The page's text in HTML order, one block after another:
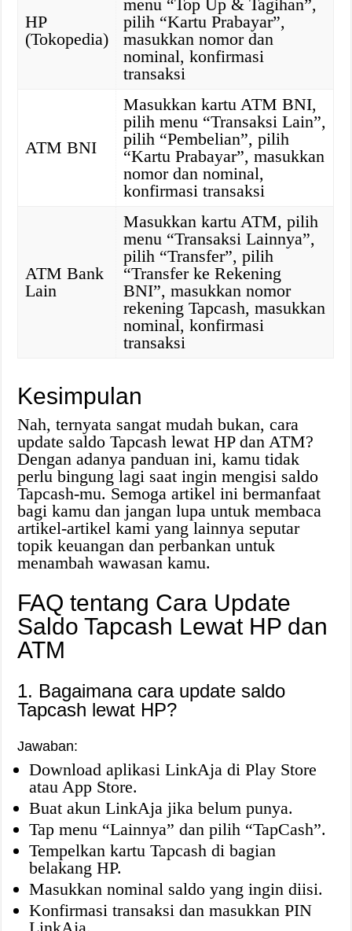
HP
(Tokopedia)
menu “Top Up & Tagihan”,
pilih “Kartu Prabayar”,
masukkan nomor dan
nominal, konfirmasi
transaksi
ATM BNI
Masukkan kartu ATM BNI,
pilih menu “Transaksi Lain”,
pilih “Pembelian”, pilih
“Kartu Prabayar”, masukkan
nomor dan nominal,
konfirmasi transaksi
ATM Bank
Lain
Masukkan kartu ATM, pilih
menu “Transaksi Lainnya”,
pilih “Transfer”, pilih
“Transfer ke Rekening
BNI”, masukkan nomor
rekening Tapcash, masukkan
nominal, konfirmasi
transaksi
Kesimpulan
Nah, ternyata sangat mudah bukan, cara
update saldo Tapcash lewat HP dan ATM?
Dengan adanya panduan ini, kamu tidak
perlu bingung lagi saat ingin mengisi saldo
Tapcash-mu. Semoga artikel ini bermanfaat
bagi kamu dan jangan lupa untuk membaca
artikel-artikel kami yang lainnya seputar
topik keuangan dan perbankan untuk
menambah wawasan kamu.
FAQ tentang Cara Update
Saldo Tapcash Lewat HP dan
ATM
1. Bagaimana cara update saldo
Tapcash lewat HP?
Jawaban:
Download aplikasi LinkAja di Play Store
atau App Store.
Buat akun LinkAja jika belum punya.
Tap menu “Lainnya” dan pilih “TapCash”.
Tempelkan kartu Tapcash di bagian
belakang HP.
Masukkan nominal saldo yang ingin diisi.
Konfirmasi transaksi dan masukkan PIN